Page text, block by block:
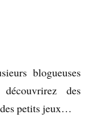
blogueuses
des
petits jeux…